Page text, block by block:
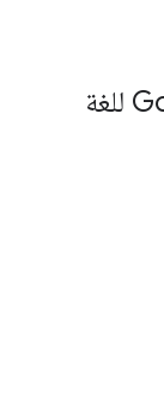
إتاحة مكتبة برامج Google OAuth للغة